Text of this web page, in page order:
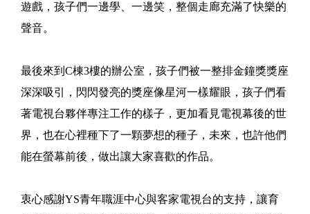
遊戲，孩子們一邊學、一邊笑，整個走廊充滿了快樂的
聲音。
最後來到C棟3樓的辦公室，孩子們被一整排金鐘獎獎座
深深吸引，閃閃發亮的獎座像星河一樣耀眼，孩子們看
著電視台夥伴專注工作的樣子，更加看見電視幕後的世
界，也在心裡種下了一顆夢想的種子，未來，也許他們
能在螢幕前後，做出讓大家喜歡的作品。
衷心感謝YS青年職涯中心與客家電視台的支持，讓育